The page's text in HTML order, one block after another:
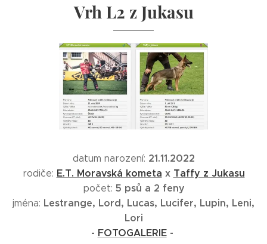
Vrh L2 z Jukasu
datum narození: 21.11.2022
rodiče: E.T. Moravská kometa x Taffy z Jukasu
počet: 5 psů a 2 feny
jména: Lestrange, Lord, Lucas, Lucifer, Lupin, Leni,
Lori
- FOTOGALERIE-